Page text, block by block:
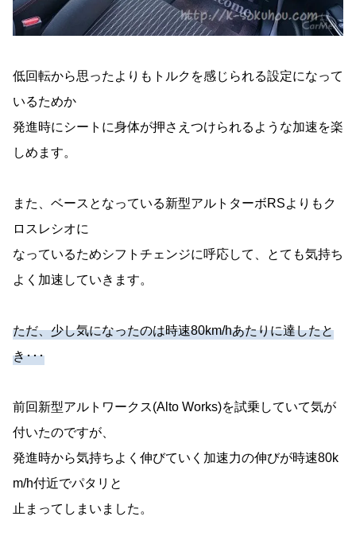
低回転から思ったよりもトルクを感じられる設定になって
いるためか
発進時にシートに身体が押さえつけられるような加速を楽
しめます。
また、ベースとなっている新型アルトターボRSよりもク
ロスレシオに
なっているためシフトチェンジに呼応して、とても気持ち
よく加速していきます。
ただ、少し気になったのは時速80km/hあたりに達したと
き･･･
前回新型アルトワークス(Alto Works)を試乗していて気が
付いたのですが、
発進時から気持ちよく伸びていく加速力の伸びが時速80k
m/h付近でパタリと
止まってしまいました。